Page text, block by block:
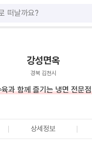
강성면옥
경북 김천시
육과 함께 즐기는 냉면 전문점
상세정보